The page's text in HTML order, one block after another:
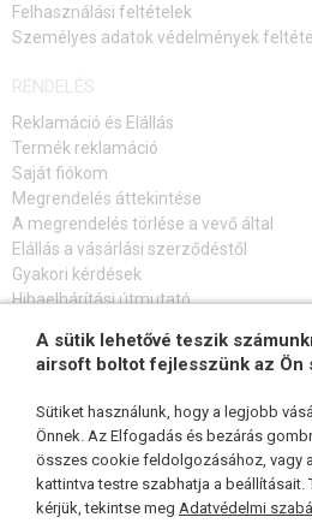
Felhasználási feltételek
Személyes adatok védelmények
RENDELÉS
Reklamáció és Elállás
Termék reklamáció
Saját fiókom
Megrendelés áttekintése
A megrendelés törlése a vevő által
Elállás a vásárlási szerződéstől
Gyakori kérdések
Hibaelhárítási útmutató
FELIRATKOZÁS HÍRLEVÉLRE
KÖVESSEN MINKET
A sütik lehetővé teszik
airsoft boltot fejlesszünk az Ön
Sütiket használunk, hogy a legjobb
Önnek. Az Elfogadás és bezárás
összes cookie feldolgozásához, vagy
kattintva testre szabhatja a
kérjük, tekintse meg Adatvédelmi